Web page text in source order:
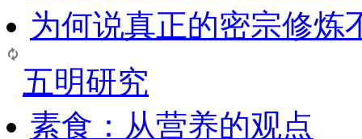
为何说真正的密宗修炼
五明研究
素食：从营养的观点